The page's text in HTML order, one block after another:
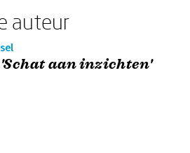
auteur
aan inzichten'